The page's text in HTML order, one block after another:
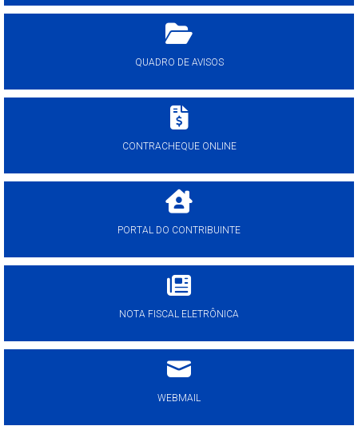
QUADRO DE AVISOS
CONTRACHEQUE ONLINE
PORTAL DO CONTRIBUINTE
NOTA FISCAL ELETRÔNICA
WEBMAIL